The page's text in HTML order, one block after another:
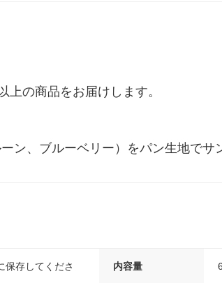
の商品をお届けします。
ン、ブルーベリー）をパン生地でサ
保存してくださ
内容量